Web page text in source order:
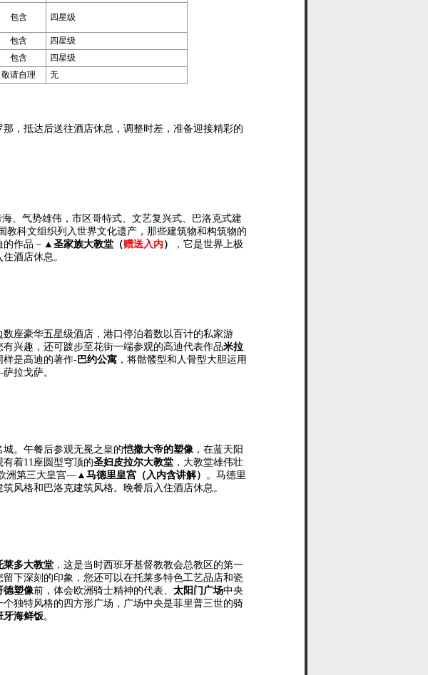
包含 四星级
包含
四星级
包含
四星级
敬请自理 无
那 ，抵达后送往酒店休息，调整时差，准备迎接精彩的
、气势雄伟，市区哥特式、文艺复兴式、巴洛克式建
教科文组织列入世界文化遗产 ，那些建筑物和构筑物的
作品－ ▲圣家族大教堂（赠送入内） ，它是世界上极
酒店休息。
数座豪华五星级酒店，港口停泊着数以百计的私家游
兴趣，还可踱步至花街一端参观的高迪代表作品米拉
样是高迪的著作-巴约公寓 ，将骷髅型和人骨型大胆运用
拉戈萨。
。午餐后参观无冕之皇的恺撒大帝的塑像，在蓝天 阳
有着11座圆型穹顶的圣妇皮拉尔大教堂 ，大教堂雄伟壮
洲第三大皇宫—▲马德里皇宫（入内含讲解） 。马德里
风格和巴洛克建筑风格。晚餐后入住酒店休息。
莱多大教堂 ，这是当时西班牙基督教教会总教区的第一
留下深刻的印象，您还可以在托莱多特色工艺品店和瓷
德塑像前，体会欧洲骑士精神的代表、太阳门广场中央
个独特风格的四方形广场，广场中央是菲里普三世的骑
牙海鲜饭。